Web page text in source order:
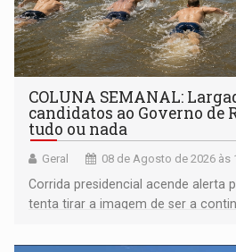
COLUNA SEMANAL:
candidatos ao Governo de
tudo ou nada
Geral 08 de Agosto de 2026 às
Corrida presidencial acende alerta
tenta tirar a imagem de ser a
não ter entrado no modo eleição;